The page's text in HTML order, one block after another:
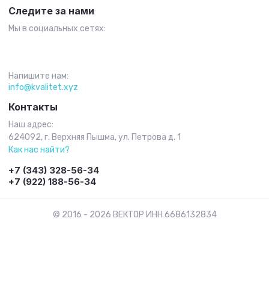
Следите за нами
Мы в социальных сетях:
Напишите нам:
info@kvalitet.xyz
Контакты
Наш адрес:
624092, г. Верхняя Пышма, ул. Петрова д. 1
Как нас найти?
+7 (343) 328-56-34
+7 (922) 188-56-34
© 2016 - 2026 ВЕКТОР ИНН 6686132834